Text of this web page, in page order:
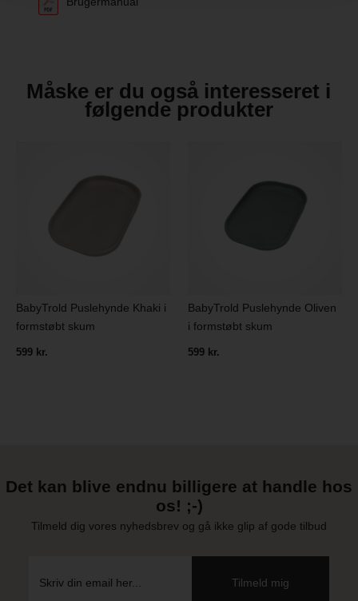
Måske er du også interesseret i
følgende produkter
BabyTrold Puslehynde Khaki i
formstøbt skum
599 kr.
BabyTrold Puslehynde Oliven
i formstøbt skum
599 kr.
Det kan blive endnu billigere at handle hos
os! ;-)
Tilmeld dig vores nyhedsbrev og gå ikke glip af gode tilbud